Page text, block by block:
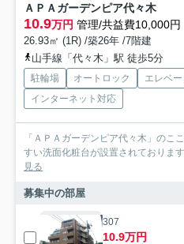
ＡＰＡガーデンピア代々木
10.9万円 管理/共益費10,000円
26.93㎡ (1R) /築26年 /7階建
山手線「代々木」駅 徒歩5分
駐輪場 オートロック エレベ
インターネット対応
「ＡＰＡガーデンピア代々木」のこ
すい洗面化粧台が設置されておりま
見る
募集中の部屋
307
10.9万円